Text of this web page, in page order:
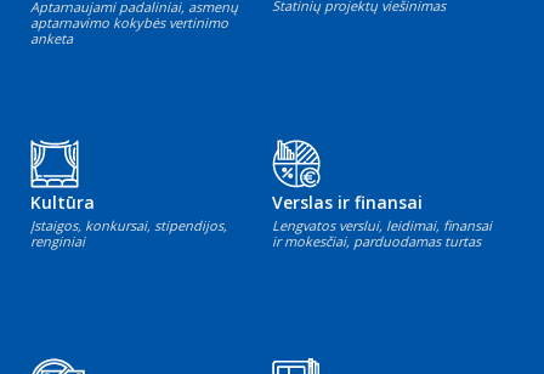
Aptarnaujami padaliniai, asmenų
aptarnavimo kokybės vertinimo
anketa
Statinių projektų viešinimas
Kultūra
Įstaigos, konkursai, stipendijos,
renginiai
Verslas ir finansai
Lengvatos verslui, leidimai, finansai
ir mokesčiai, parduodamas turtas